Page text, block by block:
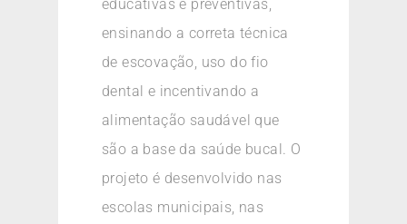
educativas e preventivas,
ensinando a correta técnica
de escovação, uso do fio
dental e incentivando a
alimentação saudável que
são a base da saúde bucal. O
projeto é desenvolvido nas
escolas municipais, nas